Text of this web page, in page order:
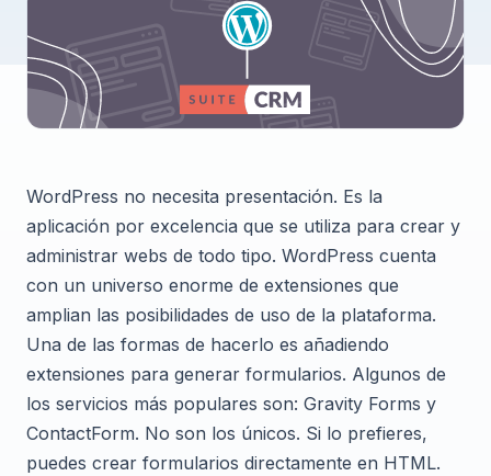
WordPress no necesita presentación. Es la
aplicación por excelencia que se utiliza para crear y
administrar webs de todo tipo. WordPress cuenta
con un universo enorme de extensiones que
amplian las posibilidades de uso de la plataforma.
Una de las formas de hacerlo es añadiendo
extensiones para generar formularios. Algunos de
los servicios más populares son: Gravity Forms y
ContactForm. No son los únicos. Si lo prefieres,
puedes crear formularios directamente en HTML.